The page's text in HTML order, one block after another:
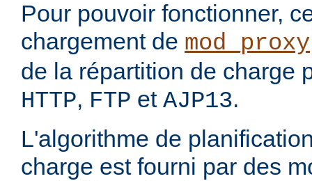
Pour pouvoir fonctionner,
chargement de mod_proxy
de la répartition de charge
HTTP, FTP et AJP13.
L'algorithme de
charge est fourni par des